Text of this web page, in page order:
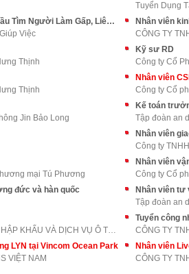
Tuyển Dụng
Gia Đình Tôi Đang Có Nhu Cầu Tìm Người Làm Gấp, Liên Hệ Ngay
Việc
Nhân viên
CÔNG TY
Thịnh
Kỹ sư RD
Công ty Cổ
Thịnh
Nhân viên
Công ty Cổ
Jin Bảo Long
Kế toán
Tập đoàn an
Nhân viên
Công ty
mại Tú Phương
Nhân viên
Công ty Cổ
đức và hàn quốc
Nhân viên tư
Tập đoàn an
CÔNG TY CỔ PHẦN XUẤT NHẬP KHẨU VÀ DỊCH VỤ Ô TÔ LON
Tuyển công
CÔNG TY
LYN tại Vincom Ocean Park
VIỆT NAM
Nhân viên
CÔNG TY